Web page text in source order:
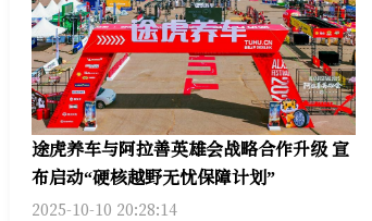
途虎养车与阿拉善英雄会战略合作升级 宣
布启动“硬核越野无忧保障计划”
2025-10-10 20:28:14